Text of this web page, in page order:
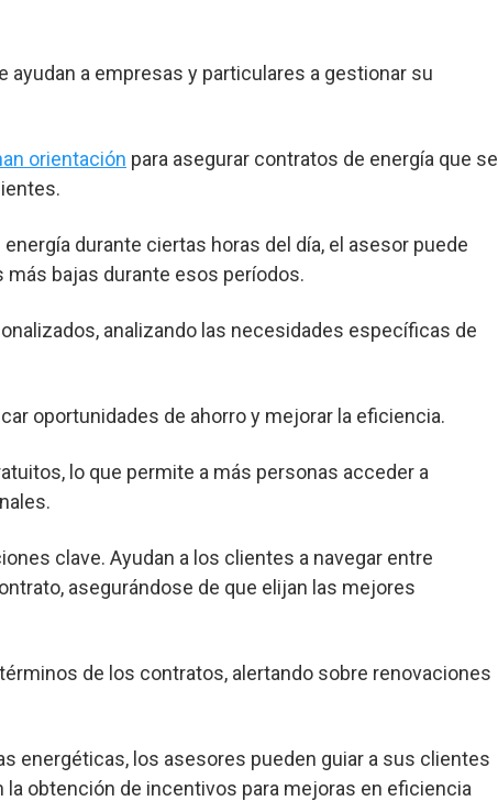
a empresas y particulares a gestionar su
orientación para asegurar contratos de energía que se
durante ciertas horas del día, el asesor puede
bajas durante esos períodos.
analizando las necesidades específicas de
oportunidades de ahorro y mejorar la eficiencia.
lo que permite a más personas acceder a
clave. Ayudan a los clientes a navegar entre
asegurándose de que elijan las mejores
de los contratos, alertando sobre renovaciones
energéticas, los asesores pueden guiar a sus clientes
obtención de incentivos para mejoras en eficiencia